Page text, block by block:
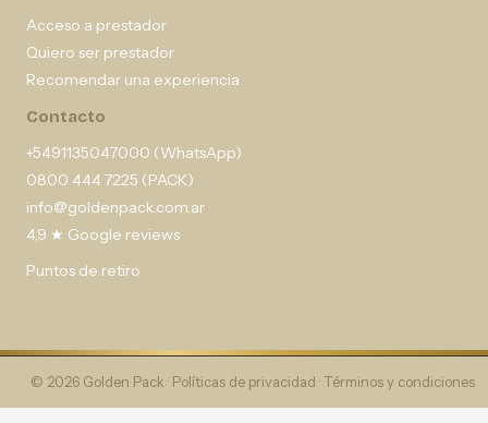
Acceso a prestador
Quiero ser prestador
Recomendar una experiencia
Contacto
+5491135047000 (WhatsApp)
0800 444 7225 (PACK)
info@goldenpack.com.ar
4,9 ★ Google reviews
Puntos de retiro
© 2026 Golden Pack · Políticas de privacidad · Términos y condiciones